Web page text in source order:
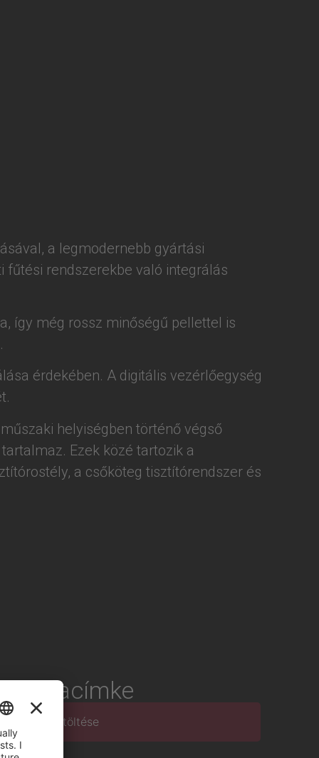
a legmodernebb gyártási
rendszerekbe való integrálás
így még rossz minőségű pellettel is
érdekében. A digitális vezérlőegység
helyiségben történő végső
Ezek közé tartozik a
a csőköteg tisztítórendszer és
PDF letöltése